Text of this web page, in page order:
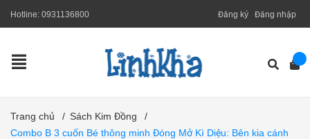
Hotline: 0931136800 Đăng ký Đăng nhập
Trang chủ / Sách Kim Đồng
/
Combo B 3 cuốn Bé thông minh Đóng Mở Kì Diệu: Bên kia cánh